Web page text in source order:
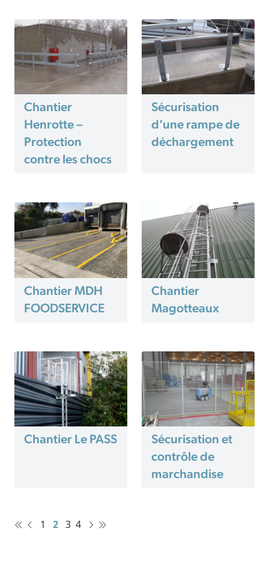
Chantier
Henrotte –
Protection
contre les chocs
Sécurisation
d’une rampe de
déchargement
Chantier MDH
FOODSERVICE
Chantier
Magotteaux
Chantier Le PASS
Sécurisation et
contrôle de
marchandise
1 2 3 4